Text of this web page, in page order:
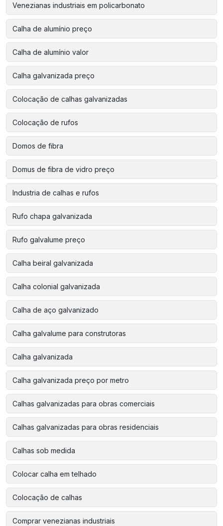
Venezianas industriais em policarbonato
Calha de alumínio preço
Calha de alumínio valor
Calha galvanizada preço
Colocação de calhas galvanizadas
Colocação de rufos
Domos de fibra
Domus de fibra de vidro preço
Industria de calhas e rufos
Rufo chapa galvanizada
Rufo galvalume preço
Calha beiral galvanizada
Calha colonial galvanizada
Calha de aço galvanizado
Calha galvalume para construtoras
Calha galvanizada
Calha galvanizada preço por metro
Calhas galvanizadas para obras comerciais
Calhas galvanizadas para obras residenciais
Calhas sob medida
Colocar calha em telhado
Colocação de calhas
Comprar venezianas industriais